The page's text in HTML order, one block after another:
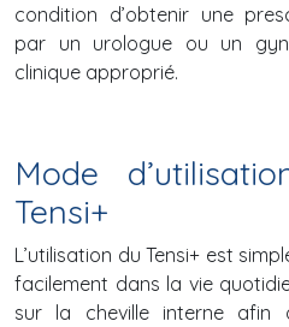
condition d’obtenir une
par un urologue ou un
clinique approprié.
Mode
Tensi+
L’utilisation du Tensi+ est
facilement dans la vie
sur la cheville interne afin